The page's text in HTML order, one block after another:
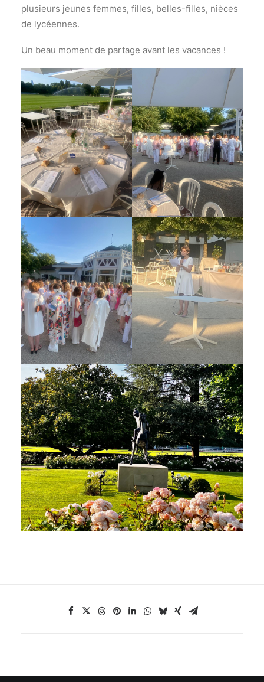
plusieurs jeunes femmes, filles, belles-filles, nièces
de lycéennes.
Un beau moment de partage avant les vacances !